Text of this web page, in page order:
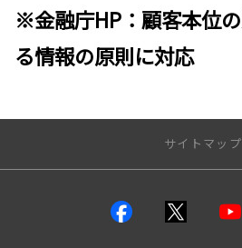
※金融庁HP：顧客本位
る情報の原則に対応
サイトマップ